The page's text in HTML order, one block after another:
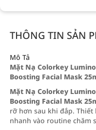
THÔNG TIN SẢN
Mô Tả
Mặt Nạ Colorkey
Boosting Facial Mask
Mặt Nạ Colorkey
Boosting Facial Mask
rỡ hơn sau khi đắp.
nhanh vào routine chăm